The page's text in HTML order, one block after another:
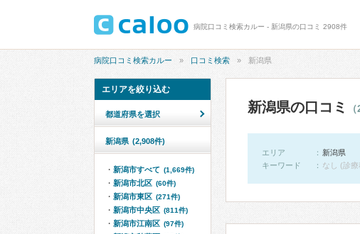
病院口コミ検索カルー - 新潟県の口コミ 2908件
病院口コミ検索カルー 口コミ検索 新潟県
新潟県の口コミ
エリア
新潟県
キーワード
なし (診
エリアを絞り込む
都道府県を選択
新潟県 (2,908件)
新潟市すべて (1,669件)
新潟市北区 (60件)
新潟市東区 (271件)
新潟市中央区 (811件)
新潟市江南区 (97件)